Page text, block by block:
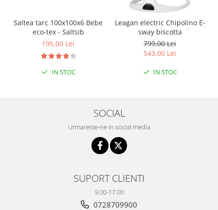
Mese de Tenis
Articole de plaja
Jucarii pentru copii
Aparate Fitness Multifunctionale
Saltea tarc 100x100x6 Bebe
eco-tex - Saltsib
195,00 Lei
IN STOC
Leagan electric Chipolino E-
sway biscotta
799,00 Lei
543,00 Lei
IN STOC
SOCIAL
Urmareste-ne in social media
SUPORT CLIENTI
9.00-17.00
0728709900